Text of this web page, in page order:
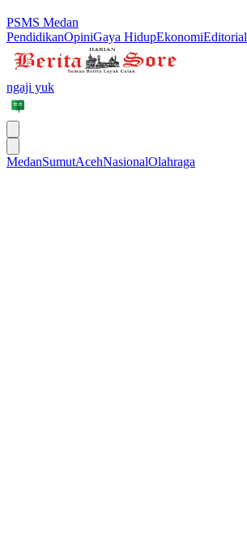
PSMS Medan
PendidikanOpiniGaya HidupEkonomiEditorial
ngaji yuk
MedanSumutAcehNasionalOlahraga